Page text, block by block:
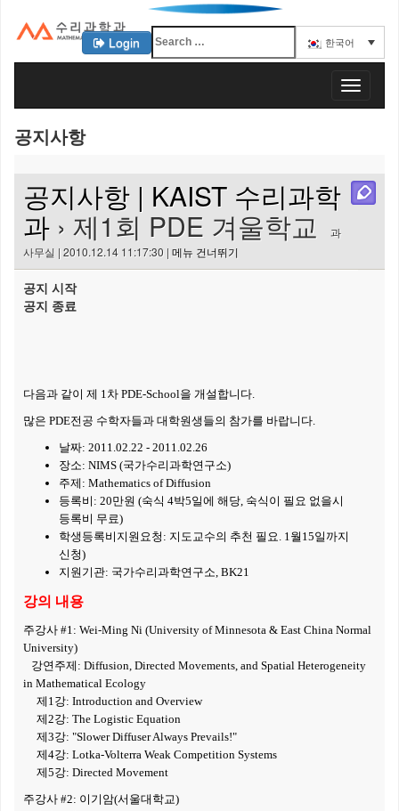
KAIST 수리과학과
Login 한국어
T
o
g
공지사항
공지사항 | KAIST 수리과학
과 › 제1회 PDE 겨울학교
과
사무실 | 2010.12.14 11:17:30 | 메뉴 건너뛰기
공지 시작
공지 종료
다음과 같이 제 1 차 PDE-School을 개설합니다
많은 PDE전공 수학자들과 대학원생들의 참가를 바랍니다
날짜: 2011.02.22 - 2011.02.26
장소: NIMS (국가수리과학연구소)
주제 : Mathematics of Diffusion
등록비 : 20만원 (숙식 4박5일에 해당 숙식이 필요 없을시
등록비 무료)
학생등록비지원요청 : 지도교수의 추천 필요 . 1 월 15일까지
신청)
지원기관: 국가수리과학연구소 , BK21
강의 내용
주강사 #1: Wei-Ming Ni (University of Minnesota & East China Normal
University)
강연주제 : Diffusion, Directed Movements, and Spatial Heterogeneity
in Mathematical Ecology
제 1 강: Introduction and Overview
제2강: The Logistic Equation
제3강: "Slower Diffuser Always Prevails!"
제4강: Lotka-Volterra Weak Competition Systems
제5강: Directed Movement
주강사 #2: 이기암(서울대학교)